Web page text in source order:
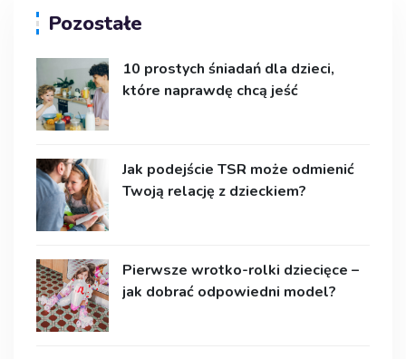
Pozostałe
10 prostych śniadań dla dzieci,
które naprawdę chcą jeść
Jak podejście TSR może odmienić
Twoją relację z dzieckiem?
Pierwsze wrotko-rolki dziecięce –
jak dobrać odpowiedni model?